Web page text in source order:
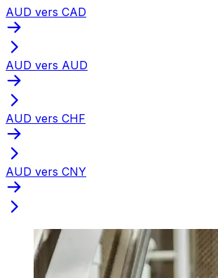
AUD vers CAD
AUD vers AUD
AUD vers CHF
AUD vers CNY